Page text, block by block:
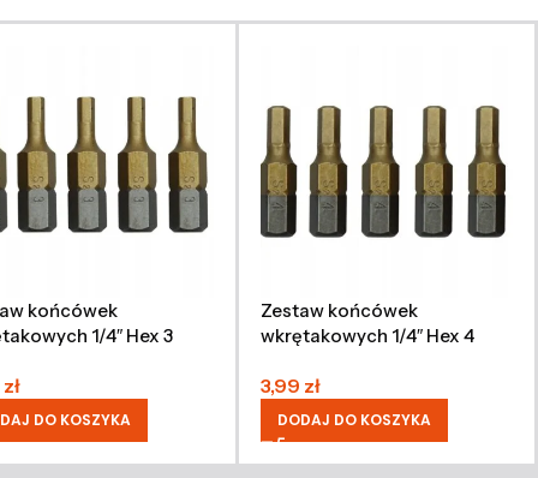
końcówek
1/4″ Hex 3
zł
DO KOSZYKA
Zestaw końcówek
wkrętakowych 1/4″ Hex 4
3,99 zł
DODAJ DO KOSZYKA